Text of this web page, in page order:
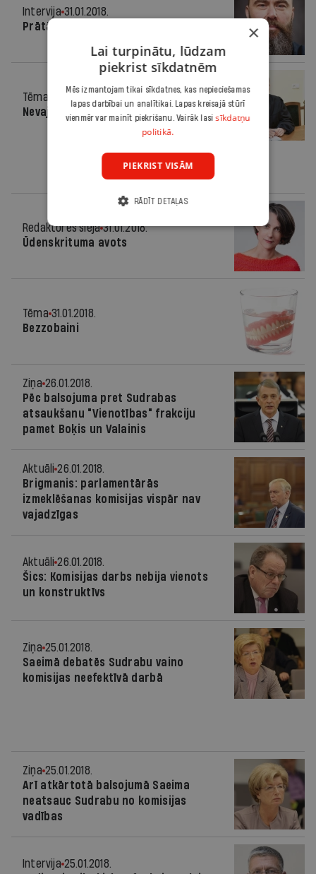
Intervija 31.01.2018.
Prātā Latvijas divsimtgade
Tēma
Nevajag pārspīlēt šīs lietas nozīmību
Redaktores sleja 31.01.2018.
Ūdenskrituma avots
Tēma 31.01.2018.
Bezzobaini
Ziņa 26.01.2018.
Pēc balsojuma pret Sudrabas
atsaukšanu "Vienotības" frakciju
pamet Boķis un Valainis
Aktuāli 26.01.2018.
Brigmanis: parlamentārās
izmeklēšanas komisijas vispār nav
vajadzīgas
Aktuāli 26.01.2018.
Šics: Komisijas darbs nebija vienots
un konstruktīvs
Ziņa 25.01.2018.
Saeimā debatēs Sudrabu vaino
komisijas neefektīvā darbā
Ziņa 25.01.2018.
Arī atkārtotā balsojumā Saeima
neatsauc Sudrabu no komisijas
vadības
Intervija 25.01.2018.
×
Lai turpinātu, lūdzam
piekrist sīkdatnēm
Mēs izmantojam tikai sīkdatnes, kas nepieciešamas
lapas darbībai un analītikai. Lapas kreisajā stūrī
vienmēr var mainīt piekrišanu. Vairāk lasisīkdatņu
politikā.
PIEKRIST VISĀM
RĀDĪT DETAĻAS